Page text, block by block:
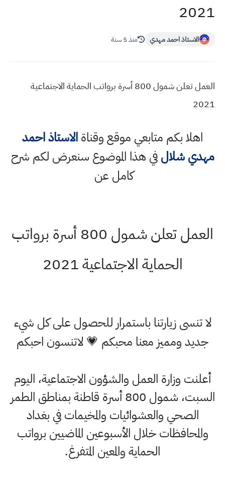
2021
الاستاذ احمد مهدي منذ 5 سنة
العمل تعلن شمول 800 أسرة برواتب الحماية الاجتماعية
2021
اهلا بكم متابعي موقع وقناةالاستاذ احمد
مهدي شلالفي هذا الموضوع سنعرض لكم شرح
كامل عن
العمل تعلن شمول 800 أسرة برواتب
الحماية الاجتماعية 2021
لا تنسى زيارتنا باستمرار للحصول على كل شيء
جديد ومميز معنا محبكم 💗 لاتنسون احبكم
أعلنت وزارة العمل والشؤون الاجتماعية، اليوم
السبت، شمول 800 أسرة قاطنة بمناطق الطمر
الصحي والعشوائيات والمخيمات في بغداد
والمحافظات خلال الأسبوعين الماضيين برواتب
الحماية والمعين المتفرغ.